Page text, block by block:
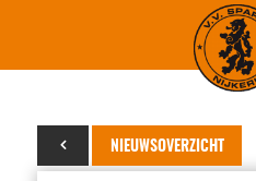
NIEUWSOVERZICHT
19 april 2025